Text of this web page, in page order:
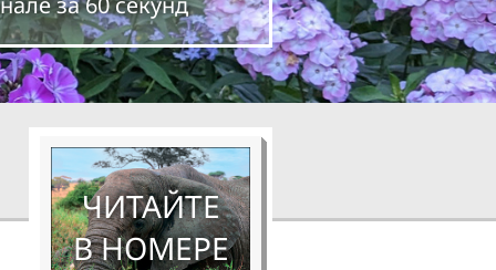
ЧИТАЙТЕ
В НОМЕРЕ